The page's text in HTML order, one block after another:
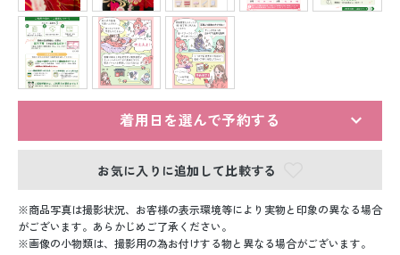
留袖レンタル
男性礼装レンタル
白無垢&紋付袴レンタル
引き振袖レンタル
着用日を選んで予約する
お気に入りに追加して比較する
商品写真は撮影状況、お客様の表示環境等により実物と印象の異なる場合
がございます。あらかじめご了承ください。
画像の小物類は、撮影用の為お付けする物と異なる場合がございます。